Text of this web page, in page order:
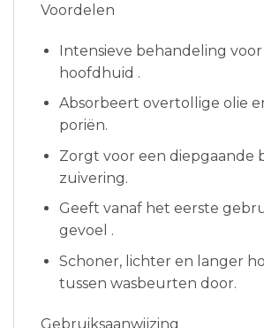
Voordelen
Intensieve behandeling
hoofdhuid .
Absorbeert overtollige olie
poriën.
Zorgt voor een diepgaande
zuivering.
Geeft vanaf het eerste
gevoel .
Schoner, lichter en langer
tussen wasbeurten door.
Gebruiksaanwijzing